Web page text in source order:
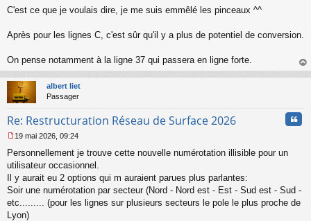
e
s
e
n
o
n
l
C'est ce que je voulais dire, je me suis emmêlé les pinceaux ^^
Après pour les lignes C, c'est sûr qu'il y a plus de potentiel de conversion.
On pense notamment à la ligne 37 qui passera en ligne forte.
au
albert liet
Passager
Re: Restructuration Réseau de Surface 2026
e
s
s
a
g
e
n
19 mai 2026, 09:24
Personnellement je trouve cette nouvelle numérotation illisible pour un
utilisateur occasionnel.
Il y aurait eu 2 options qui m auraient parues plus parlantes:
Soir une numérotation par secteur (Nord - Nord est - Est - Sud est - Sud -
etc......... (pour les lignes sur plusieurs secteurs le pole le plus proche de
Lyon)